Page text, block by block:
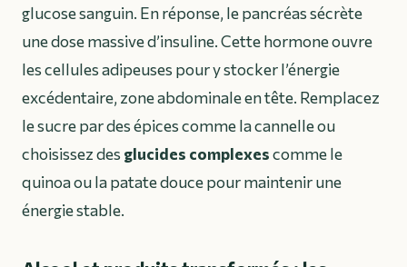
glucose sanguin. En réponse, le pancréas sécrète
une dose massive d’insuline. Cette hormone ouvre
les cellules adipeuses pour y stocker l’énergie
excédentaire, zone abdominale en tête. Remplacez
le sucre par des épices comme la cannelle ou
choisissez desglucides complexescomme le
quinoa ou la patate douce pour maintenir une
énergie stable.